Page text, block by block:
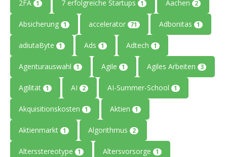
2FA 1 7 erfolgreiche Startups 1 Aachen 2
Absicherung 1 accelerator 71 Adbonitas 1
adiutaByte 1 Ads 1 Adtech 1
Agenturauswahl 1 Agile 1 Agiles Arbeiten 3
Agilität 1 AI 2 AI-Summer-School 1
Akquisitionskosten 1 Aktien 1
Aktienmarkt 1 Algorithmus 2
Altersstereotype 1 Altersvorsorge 1